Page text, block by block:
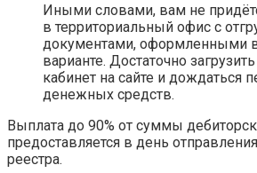
Иными словами, вам не
в территориальный офис с
документами, оформленными
варианте. Достаточно
кабинет на сайте и дождаться
денежных средств.
Выплата до 90% от суммы
предоставляется в день
реестра.